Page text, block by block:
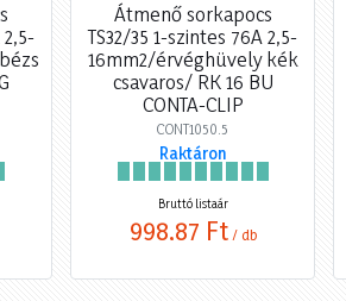
Átmenő sorkapocs
TS32/35 1-szintes 76A 2,5-
16mm2/érvéghüvely kék
csavaros/ RK 16 BU
CONTA-CLIP
CONT1050.5
Raktáron
Bruttó listaár
998,87 Ft / db